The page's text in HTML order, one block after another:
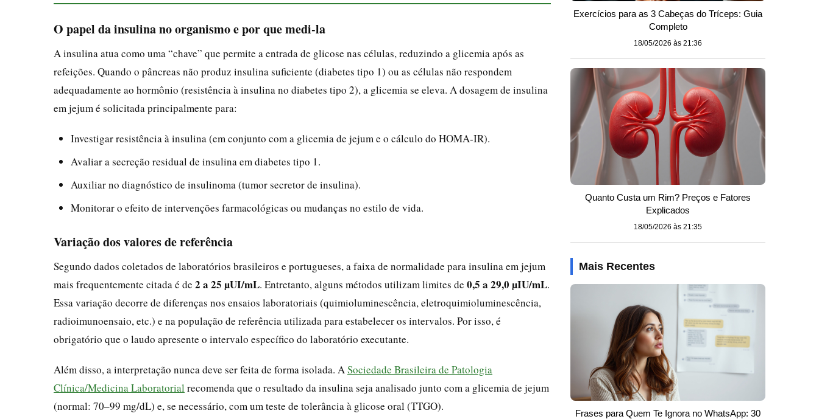
O papel da insulina no organismo e por que medi-la
A insulina atua como uma “chave” que permite a entrada de glicose nas células, reduzindo a glicemia após as
refeições. Quando o pâncreas não produz insulina suficiente (diabetes tipo 1) ou as células não respondem
adequadamente ao hormônio (resistência à insulina no diabetes tipo 2), a glicemia se eleva. A dosagem de insulina
em jejum é solicitada principalmente para:
Investigar resistência à insulina (em conjunto com a glicemia de jejum e o cálculo do HOMA-IR).
Avaliar a secreção residual de insulina em diabetes tipo 1.
Auxiliar no diagnóstico de insulinoma (tumor secretor de insulina).
Monitorar o efeito de intervenções farmacológicas ou mudanças no estilo de vida.
Variação dos valores de referência
Segundo dados coletados de laboratórios brasileiros e portugueses, a faixa de normalidade para insulina em jejum
mais frequentemente citada é de 2 a 25 µUI/mL. Entretanto, alguns métodos utilizam limites de 0,5 a 29,0 µIU/mL.
Essa variação decorre de diferenças nos ensaios laboratoriais (quimioluminescência, eletroquimioluminescência,
radioimunoensaio, etc.) e na população de referência utilizada para estabelecer os intervalos. Por isso, é
obrigatório que o laudo apresente o intervalo específico do laboratório executante.
Além disso, a interpretação nunca deve ser feita de forma isolada. A Sociedade Brasileira de Patologia
Clínica/Medicina Laboratorial recomenda que o resultado da insulina seja analisado junto com a glicemia de jejum
(normal: 70–99 mg/dL) e, se necessário, com um teste de tolerância à glicose oral (TTGO).
Exercícios para as 3 Cabeças do Tríceps: Guia
Completo
18/05/2026 às 21:36
Quanto Custa um Rim? Preços e Fatores
Explicados
18/05/2026 às 21:35
Mais Recentes
Frases para Quem Te Ignora no WhatsApp: 30